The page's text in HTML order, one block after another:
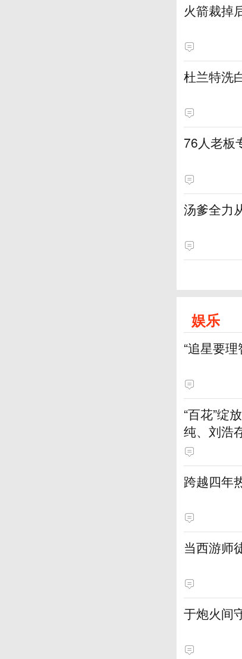
火箭裁掉
杜兰特洗
76人老板
汤爹全力
娱乐
“追星要
“百花”绽
纯、刘浩
跨越四年
当西游师
于炮火间